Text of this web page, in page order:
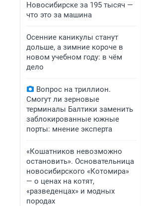
Новосибирске за 195 тысяч —
что это за машина
Осенние каникулы станут
дольше, а зимние короче в
новом учебном году: в чём
дело
Вопрос на триллион.
Смогут ли зерновые
терминалы Балтики заменить
заблокированные южные
порты: мнение эксперта
«Кошатников невозможно
остановить». Основательница
новосибирского «Котомира»
— о ценах на котят,
«разведенцах» и модных
породах